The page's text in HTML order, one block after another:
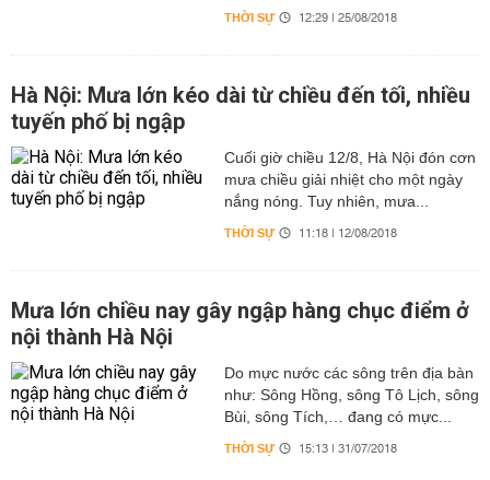
THỜI SỰ 12:29 | 25/08/2018
Hà Nội: Mưa lớn kéo dài từ chiều đến tối, nhiều
tuyến phố bị ngập
Cuối giờ chiều 12/8, Hà Nội đón cơn
mưa chiều giải nhiệt cho một ngày
nắng nóng. Tuy nhiên, mưa...
THỜI SỰ 11:18 | 12/08/2018
Mưa lớn chiều nay gây ngập hàng chục điểm ở
nội thành Hà Nội
Do mực nước các sông trên địa bàn
như: Sông Hồng, sông Tô Lịch, sông
Bùi, sông Tích,… đang có mực...
THỜI SỰ 15:13 | 31/07/2018